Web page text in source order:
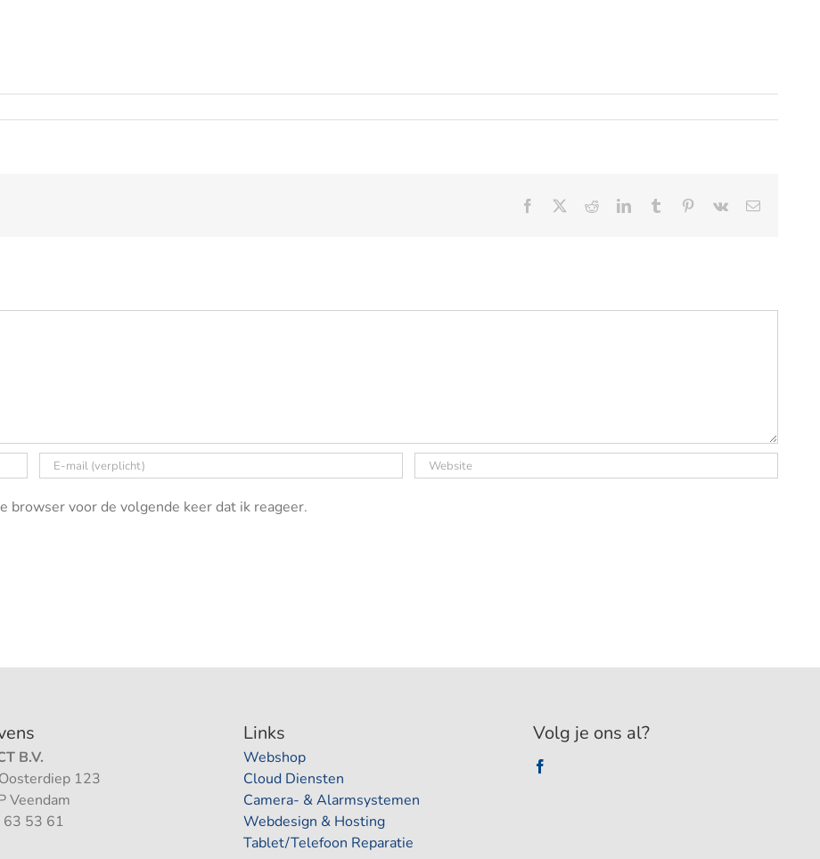
Facebook RedditLinkedInTumblr Pinterest
Vk
E-
browser voor de volgende keer dat ik reageer.
B.V.
123
Veendam
63 53 61
Links
Webshop
Cloud Diensten
Camera- & Alarmsystemen
Webdesign & Hosting
Tablet/Telefoon Reparatie
Volg je ons al?